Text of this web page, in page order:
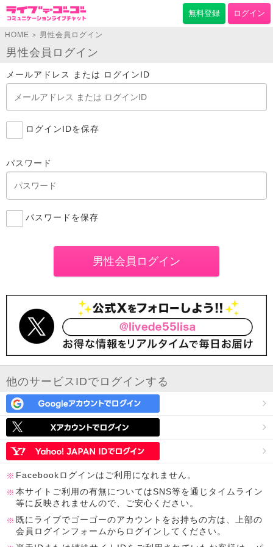
無料登録 ログイン
HOME > 男性会員ログイン
男性会員ログイン
メールアドレス または ログインID
ログインIDを保存
パスワード
パスワードを保存
他のサービスIDでログインする
Facebookログインはご利用になれません。
本サイトご利用の有無についてはSNS等を通じタイムライン
等に反映されませんので、ご安心ください。
既にライブでゴーゴーのアカウントをお持ちの方は、上部の
会員ログインフォームからログインしてください。